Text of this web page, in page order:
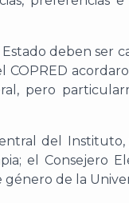
deben ser
COPRED
pero
del
el Consejero
de la